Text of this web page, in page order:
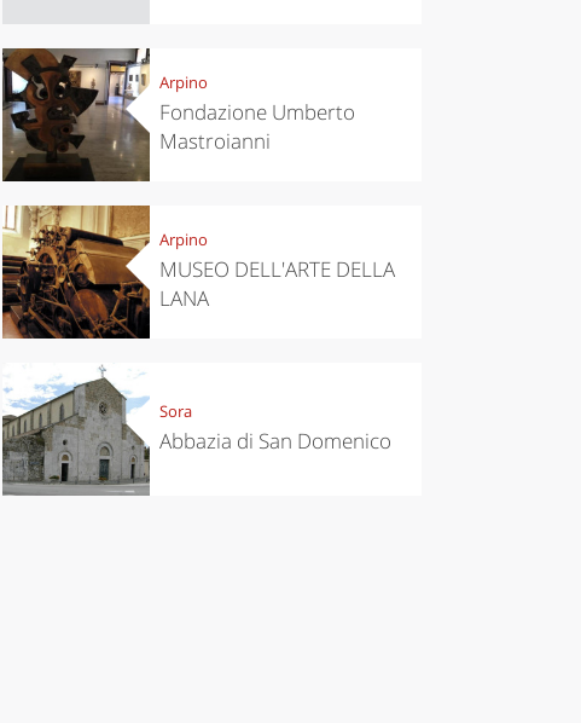
Arpino
Fondazione Umberto
Mastroianni
Arpino
MUSEO DELL'ARTE DELLA
LANA
Sora
Abbazia di San Domenico